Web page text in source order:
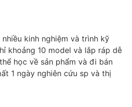
kinh nghiệm và trình kỹ
khoảng 10 model và lắp ráp dễ
học về sản phẩm và đi bán
1 ngày nghiên cứu sp và thị